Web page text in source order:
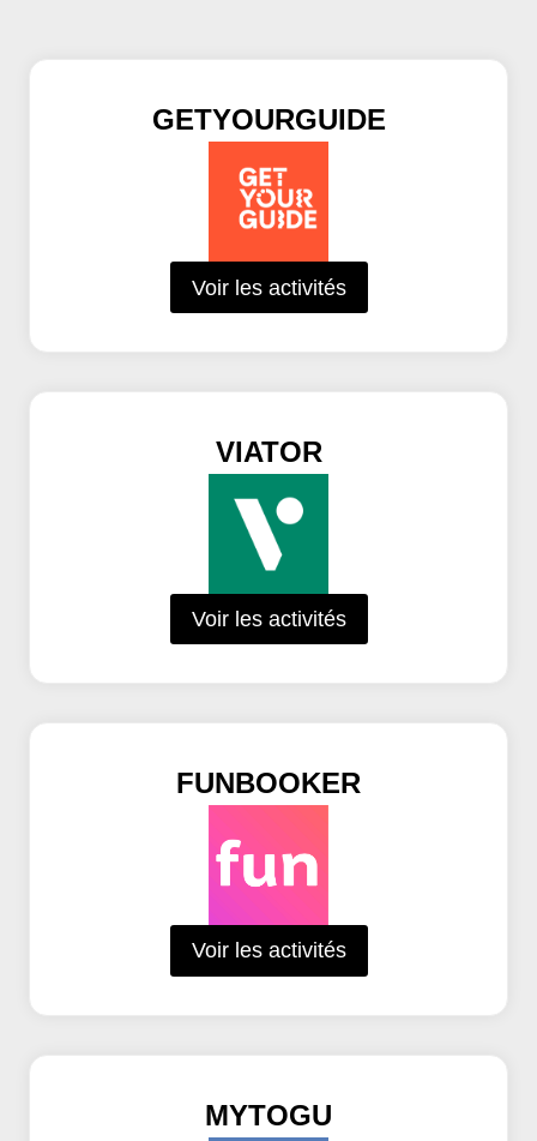
GETYOURGUIDE
Voir les activités
VIATOR
Voir les activités
FUNBOOKER
Voir les activités
MYTOGU